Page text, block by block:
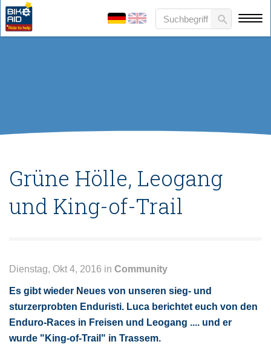
Grüne Hölle, Leogang
und King-of-Trail
Dienstag, Okt 4, 2016 in Community
Es gibt wieder Neues von unseren sieg- und
sturzerprobten Enduristi. Luca berichtet euch von den
Enduro-Races in Freisen und Leogang .... und er
wurde "King-of-Trail" in Trassem.